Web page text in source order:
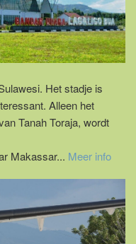
Het stadje is
Alleen het
Tanah Toraja, wordt
Makassar... Meer info